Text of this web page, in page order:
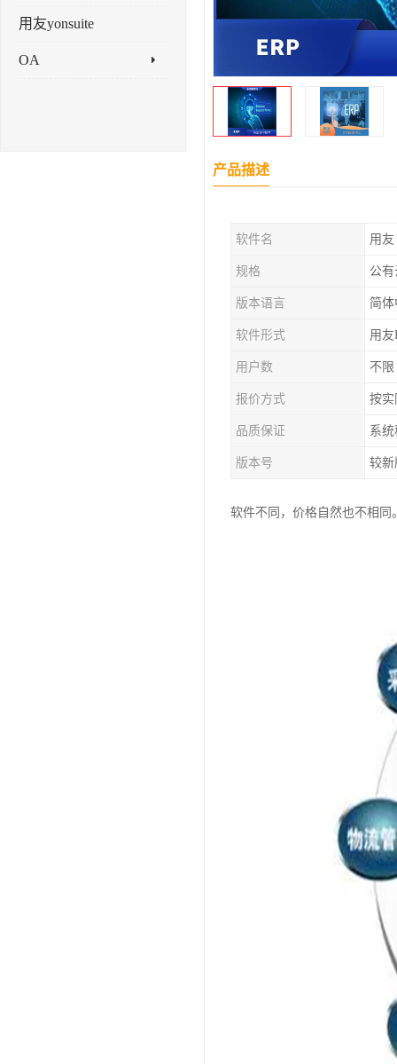
用友yonsuite
OA
产品描述
软件名 用友
规格 公有
版本语言 简
软件形式 用友
用户数 不限
报价方式 按实
品质保证 系
版本号 较新
软件不同，价格自然也不相同